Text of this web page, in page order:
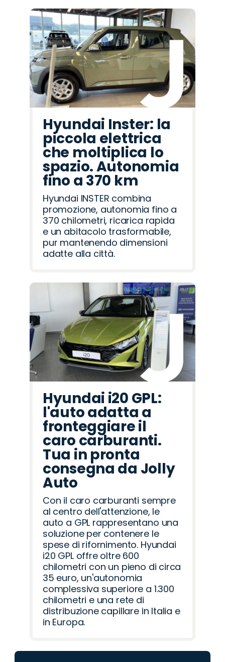
Hyundai Inster: la
piccola elettrica
che moltiplica lo
spazio. Autonomia
fino a 370 km
Hyundai INSTER combina
promozione, autonomia fino a
370 chilometri, ricarica rapida
e un abitacolo trasformabile,
pur mantenendo dimensioni
adatte alla città.
Hyundai i20 GPL:
l'auto adatta a
fronteggiare il
caro carburanti.
Tua in pronta
consegna da Jolly
Auto
Con il caro carburanti sempre
al centro dell'attenzione, le
auto a GPL rappresentano una
soluzione per contenere le
spese di rifornimento. Hyundai
i20 GPL offre oltre 600
chilometri con un pieno di circa
35 euro, un'autonomia
complessiva superiore a 1.300
chilometri e una rete di
distribuzione capillare in Italia e
in Europa.